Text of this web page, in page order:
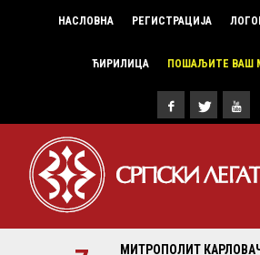
НАСЛОВНА РЕГИСТРАЦИЈА
ЋИРИЛИЦА ПОШАЉИТЕ ВАШ
МИТРОПОЛИТ